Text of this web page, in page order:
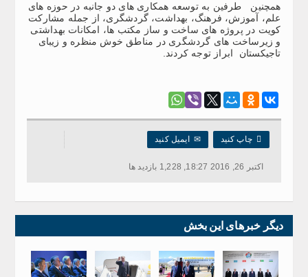
همچنین طرفین به توسعه همکاری های دو جانبه در حوزه های
علم، آموزش، فرهنگ، بهداشت، گردشگری، از جمله مشارکت
کویت در پروژه های ساخت و ساز مکتب ها، امکانات بهداشتی
و زیرساخت های گردشگری در مناطق خوش منظره و زیبای
تاجیکستان ابراز توجه کردند.
 چاپ کنید ✉ایمیل کنید
اکتبر 26, 2016 18:27, 1,228 بازدید ها
دیگر خبرهای این بخش